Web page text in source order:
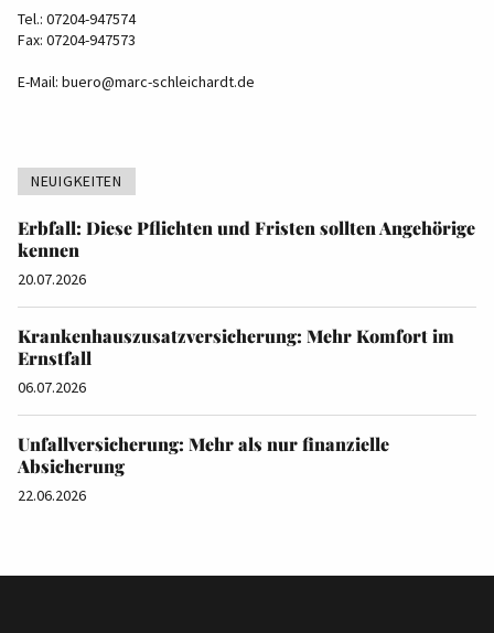
Tel.: 07204-947574
Fax: 07204-947573
E-Mail: buero@marc-schleichardt.de
NEUIGKEITEN
Erbfall: Diese Pflichten und Fristen sollten Angehörige
kennen
20.07.2026
Krankenhauszusatzversicherung: Mehr Komfort im
Ernstfall
06.07.2026
Unfallversicherung: Mehr als nur finanzielle
Absicherung
22.06.2026